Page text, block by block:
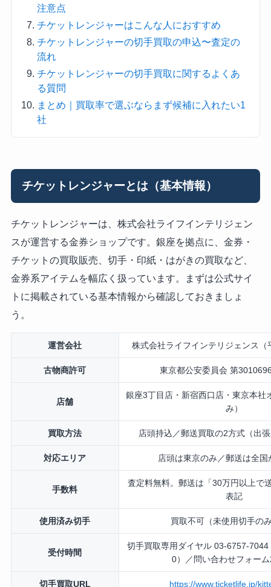
注意点
チケットレンジャーはこんな人におすすめ
チケットレンジャーの切手買取の申込〜査定の
流れ
チケットレンジャーの切手買取に関するよくあ
る質問
まとめ｜買取率で選ぶならまず候補に入れたい1
社
チケットレンジャーとは（基本情報）
チケットレンジャーは、株式会社ライフインテリジェン
スが運営する金券ショップです。銀座を拠点に、金券・
チケットの買取販売、切手・印紙・はがきの買取など、
金券系アイテムを幅広く扱っています。まずは公式サイ
トに掲載されている基本情報から確認しておきましょ
う。
運営会社 株式会社ライフインテリジェンス（
古物商許可 東京都公安委員会 第
店舗
銀座3丁目店・新宿西口店・東京本社
み）
買取方法 店頭持込／郵送買取の2方式（出
対応エリア 店頭は東京のみ／郵送は全国
手数料
査定料無料。郵送は「30万円以上で
表記
使用済み切手 買取不可（未使用切手の
受付時間
切手買取専用ダイヤル 03-6757-
0）／問い合わせフォー
切手買取URL https://www.ticketlife.jp/